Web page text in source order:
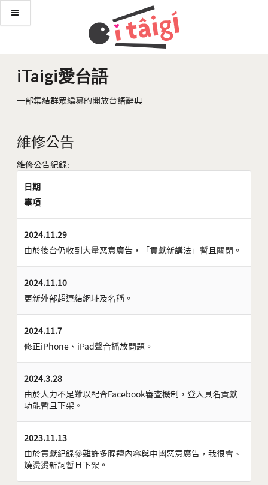
iTaigi愛台語
一部集結群眾編纂的開放台語辭典
維修公告
維修公告紀錄:
日期
事項
2024.11.29
由於後台仍收到大量惡意廣告，「貢獻新講法」暫且關閉。
2024.11.10
更新外部超連結網址及名稱。
2024.11.7
修正iPhone、iPad聲音播放問題。
2024.3.28
由於人力不足難以配合Facebook審查機制，登入具名貢獻
功能暫且下架。
2023.11.13
由於貢獻紀錄參雜許多腥羶內容與中國惡意廣告，我很會、
燒燙燙新詞暫且下架。